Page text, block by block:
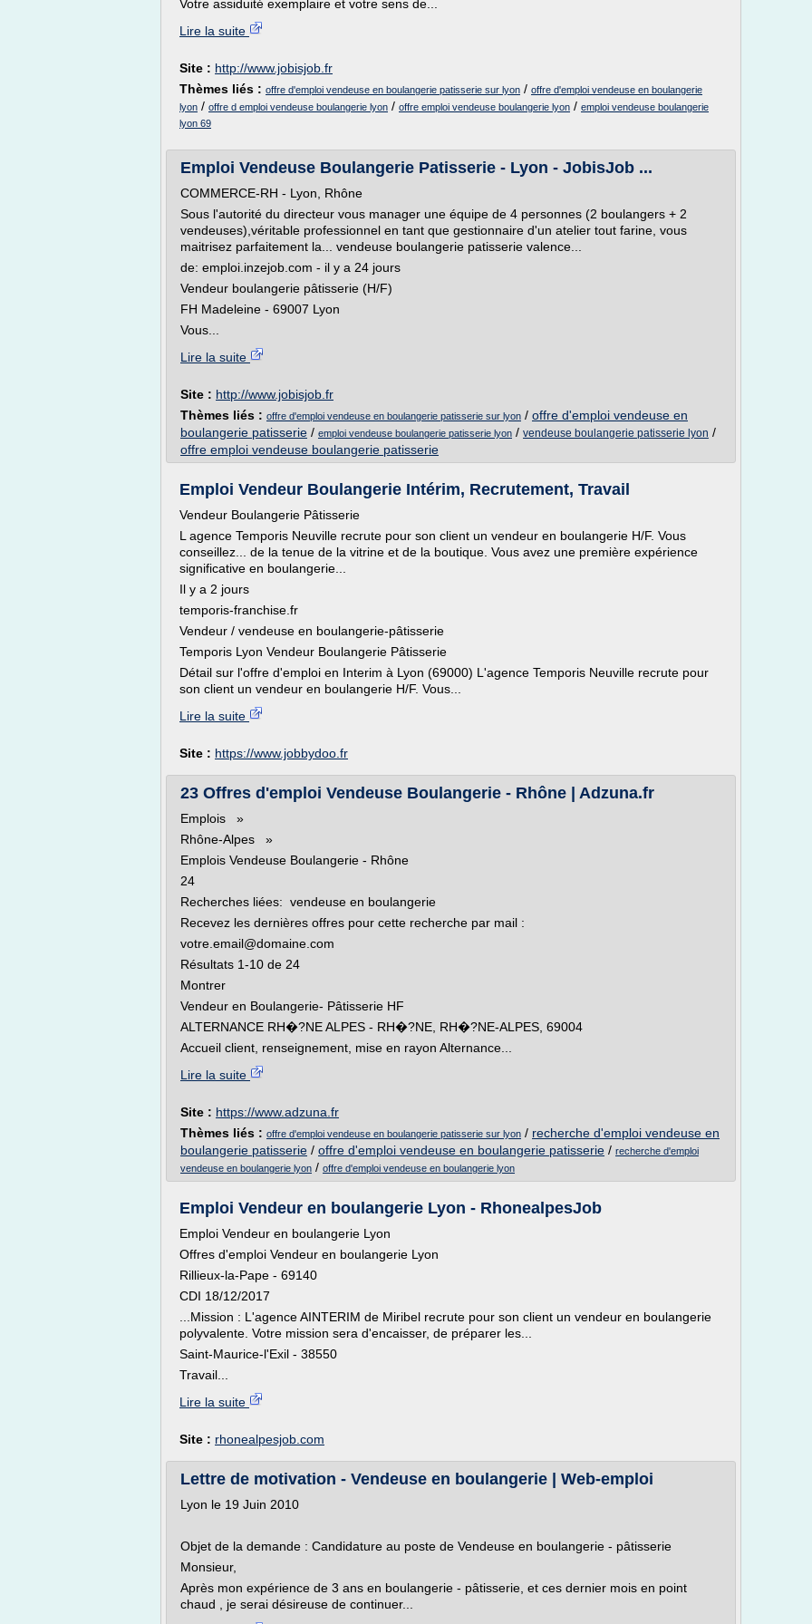
Votre assiduité exemplaire et votre sens de...
Lire la suite
Site : http://www.jobisjob.fr
Thèmes liés : offre d'emploi vendeuse en boulangerie patisserie sur lyon / offre d'emploi vendeuse en boulangerie
lyon / offre d emploi vendeuse boulangerie lyon / offre emploi vendeuse boulangerie lyon / emploi vendeuse boulangerie
lyon 69
Emploi Vendeuse Boulangerie Patisserie - Lyon - JobisJob ...
COMMERCE-RH - Lyon, Rhône
Sous l'autorité du directeur vous manager une équipe de 4 personnes (2 boulangers + 2
vendeuses),véritable professionnel en tant que gestionnaire d'un atelier tout farine, vous
maitrisez parfaitement la... vendeuse boulangerie patisserie valence...
de: emploi.inzejob.com - il y a 24 jours
Vendeur boulangerie pâtisserie (H/F)
FH Madeleine - 69007 Lyon
Vous...
Lire la suite
Site : http://www.jobisjob.fr
Thèmes liés : offre d'emploi vendeuse en boulangerie patisserie sur lyon / offre d'emploi vendeuse en
boulangerie patisserie / emploi vendeuse boulangerie patisserie lyon / vendeuse boulangerie patisserie lyon /
offre emploi vendeuse boulangerie patisserie
Emploi Vendeur Boulangerie Intérim, Recrutement, Travail
Vendeur Boulangerie Pâtisserie
L agence Temporis Neuville recrute pour son client un vendeur en boulangerie H/F. Vous
conseillez... de la tenue de la vitrine et de la boutique. Vous avez une première expérience
significative en boulangerie...
Il y a 2 jours
temporis-franchise.fr
Vendeur / vendeuse en boulangerie-pâtisserie
Temporis Lyon Vendeur Boulangerie Pâtisserie
Détail sur l'offre d'emploi en Interim à Lyon (69000) L'agence Temporis Neuville recrute pour
son client un vendeur en boulangerie H/F. Vous...
Lire la suite
Site : https://www.jobbydoo.fr
23 Offres d'emploi Vendeuse Boulangerie - Rhône | Adzuna.fr
Emplois »
Rhône-Alpes »
Emplois Vendeuse Boulangerie - Rhône
24
Recherches liées: vendeuse en boulangerie
Recevez les dernières offres pour cette recherche par mail :
votre.email@domaine.com
Résultats 1-10 de 24
Montrer
Vendeur en Boulangerie- Pâtisserie HF
ALTERNANCE RH�?NE ALPES - RH�?NE, RH�?NE-ALPES, 69004
Accueil client, renseignement, mise en rayon Alternance...
Lire la suite
Site : https://www.adzuna.fr
Thèmes liés : offre d'emploi vendeuse en boulangerie patisserie sur lyon / recherche d'emploi vendeuse en
boulangerie patisserie / offre d'emploi vendeuse en boulangerie patisserie / recherche d'emploi
vendeuse en boulangerie lyon / offre d'emploi vendeuse en boulangerie lyon
Emploi Vendeur en boulangerie Lyon - RhonealpesJob
Emploi Vendeur en boulangerie Lyon
Offres d'emploi Vendeur en boulangerie Lyon
Rillieux-la-Pape - 69140
CDI 18/12/2017
...Mission : L'agence AINTERIM de Miribel recrute pour son client un vendeur en boulangerie
polyvalente. Votre mission sera d'encaisser, de préparer les...
Saint-Maurice-l'Exil - 38550
Travail...
Lire la suite
Site : rhonealpesjob.com
Lettre de motivation - Vendeuse en boulangerie | Web-emploi
Lyon le 19 Juin 2010
Objet de la demande : Candidature au poste de Vendeuse en boulangerie - pâtisserie
Monsieur,
Après mon expérience de 3 ans en boulangerie - pâtisserie, et ces dernier mois en point
chaud , je serai désireuse de continuer...